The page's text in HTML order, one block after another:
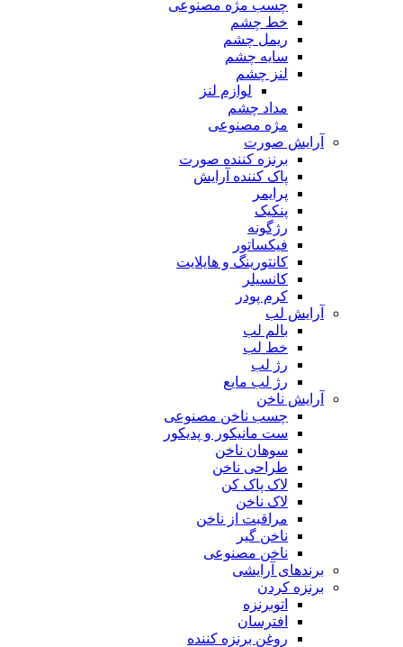
چسب مژه مصنوعی
خط چشم
ریمل چشم
سایه چشم
لنز چشم
لوازم لنز
مداد چشم
مژه مصنوعی
آرایش صورت
برنزه کننده صورت
پاک کننده آرایش
پرایمر
پنکیک
رژگونه
فیکساتور
کانتورینگ و هایلایت
کانسیلر
کرم پودر
آرایش لب
بالم لب
خط لب
رژ لب
رژ لب مایع
آرایش ناخن
چسب ناخن مصنوعی
ست مانیکور و پدیکور
سوهان ناخن
طراحی ناخن
لاک پاک کن
لاک ناخن
مراقبت از ناخن
ناخن گیر
ناخن مصنوعی
برندهای آرایشی
برنزه کردن
اتوبرنزه
افترسان
روغن برنزه کننده